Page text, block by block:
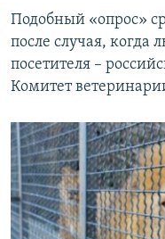
Подобный «опрос»
после случая, когда
посетителя –
Комитет